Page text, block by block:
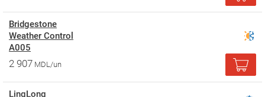
Bridgestone
Weather Control
A005
2 907 MDL/un
LingLong